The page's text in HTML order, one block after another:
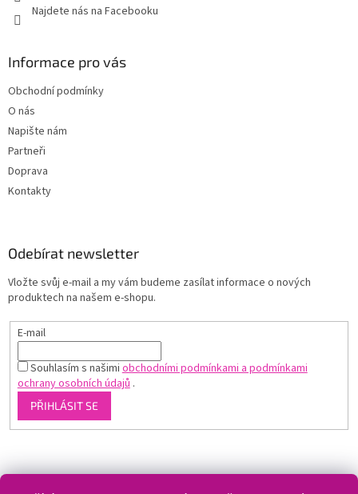
Najdete nás na Facebooku
Informace pro vás
Obchodní podmínky
O nás
Napište nám
Partneři
Doprava
Kontakty
Odebírat newsletter
Vložte svůj e-mail a my vám budeme zasílat informace o nových
produktech na našem e-shopu.
E-mail
Souhlasím s našimiobchodními podmínkami a podmínkami
ochrany osobních údajů.
PŘIHLÁSIT SE